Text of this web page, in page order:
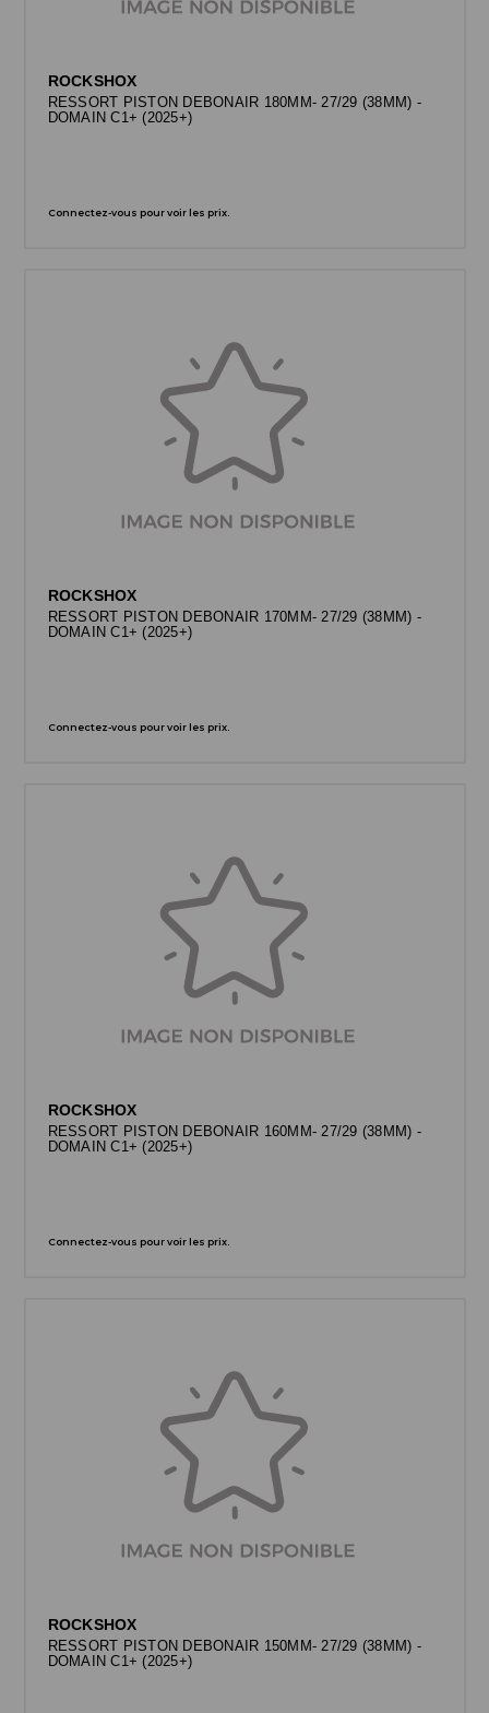
ROCKSHOX
RESSORT PISTON DEBONAIR 180MM- 27/29 (38MM) -
DOMAIN C1+ (2025+)
Connectez-vous pour voir les prix.
ROCKSHOX
RESSORT PISTON DEBONAIR 170MM- 27/29 (38MM) -
DOMAIN C1+ (2025+)
Connectez-vous pour voir les prix.
ROCKSHOX
RESSORT PISTON DEBONAIR 160MM- 27/29 (38MM) -
DOMAIN C1+ (2025+)
Connectez-vous pour voir les prix.
ROCKSHOX
RESSORT PISTON DEBONAIR 150MM- 27/29 (38MM) -
DOMAIN C1+ (2025+)